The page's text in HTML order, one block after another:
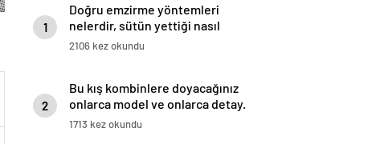
1
Doğru emzirme yöntemleri
nelerdir, sütün yettiği nasıl
anlaşılır?
2106 kez okundu
2
Bu kış kombinlere doyacağınız
onlarca model ve onlarca detay.
1713 kez okundu